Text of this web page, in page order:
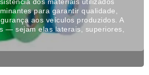
para garantir qualidade,
aos veículos produzidos. A
— sejam elas laterais, superiores,